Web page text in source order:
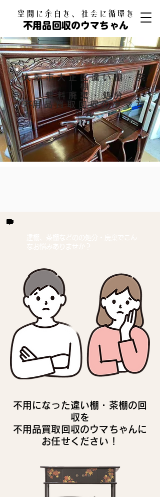
​空間に余白を、社会に循環を
不用品回収のウマちゃん
大阪市大正区違い棚・茶
棚
無料廃棄・処分
​不用品買取回収のウマち
ゃん
不用になった違い棚・茶棚の回
収を
不用品買取回収のウマちゃんに
お任せください！